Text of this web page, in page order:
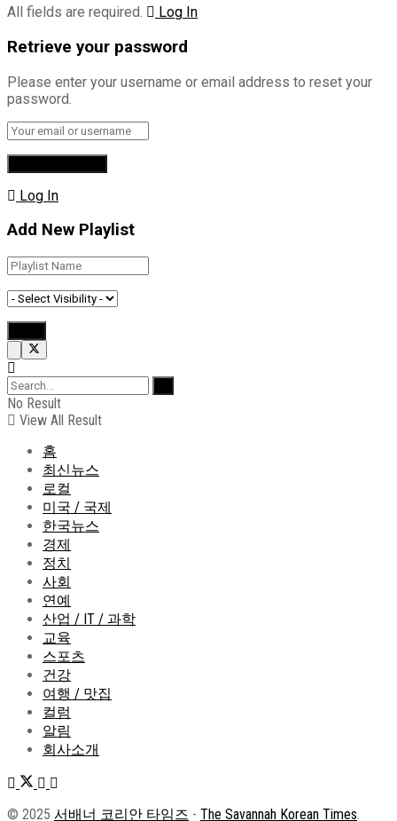
All fields are required. Log In
Retrieve your password
Please enter your username or email address to reset your
password.
Log In
Add New Playlist
No Result
View All Result
홈
최신뉴스
로컬
미국 / 국제
한국뉴스
경제
정치
사회
연예
산업 / IT / 과학
교육
스포츠
건강
여행 / 맛집
컬럼
알림
회사소개
© 2025 서배너 코리안 타임즈 - The Savannah Korean Times.